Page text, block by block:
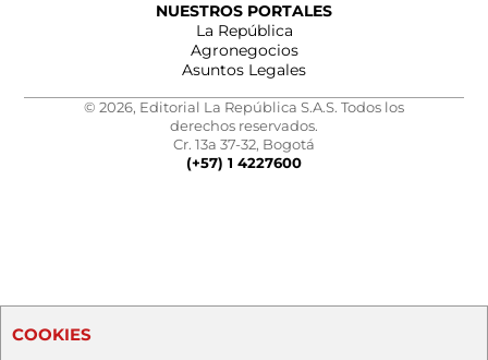
NUESTROS PORTALES
La República
Agronegocios
Asuntos Legales
© 2026, Editorial La República S.A.S. Todos los
derechos reservados.
Cr. 13a 37-32, Bogotá
(+57) 1 4227600
COOKIES